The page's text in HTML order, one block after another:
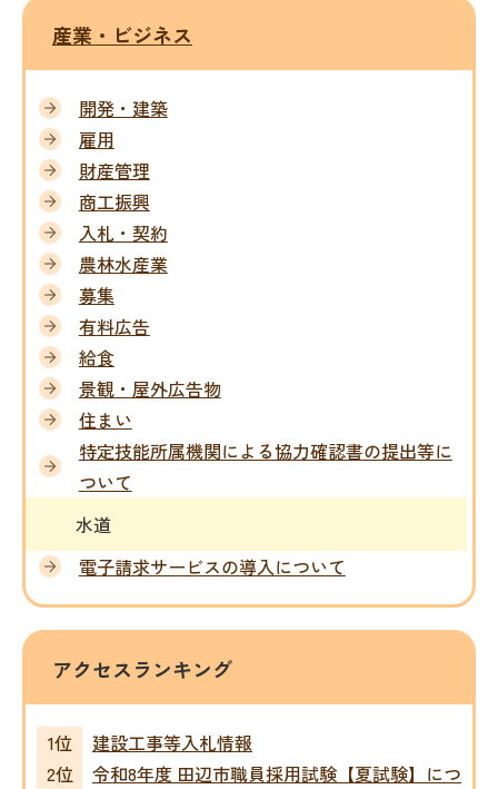
産業・ビジネス
開発・建築
雇用
財産管理
商工振興
入札・契約
農林水産業
募集
有料広告
給食
景観・屋外広告物
住まい
特定技能所属機関による協力確認書の提出等に
ついて
水道
電子請求サービスの導入について
アクセスランキング
建設工事等入札情報
令和8年度 田辺市職員採用試験【夏試験】につ